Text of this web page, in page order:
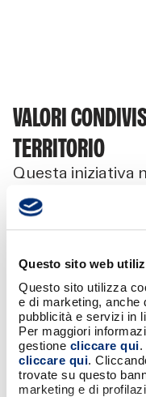
Questo sito web
Questo sito utilizza
e di marketing, anche
pubblicità e servizi in
Per maggiori
gestione cliccare qui.
cliccare qui.
trovate su questo
marketing e di
VALORI
TERRITORIO
Questa iniziativa
comune con il
autentico con le
in progetti che
BANCOMAT
Italia non solo
nei pagamenti,
attento allo
Responsabilità
sostenere ciò
accessibile, oggi